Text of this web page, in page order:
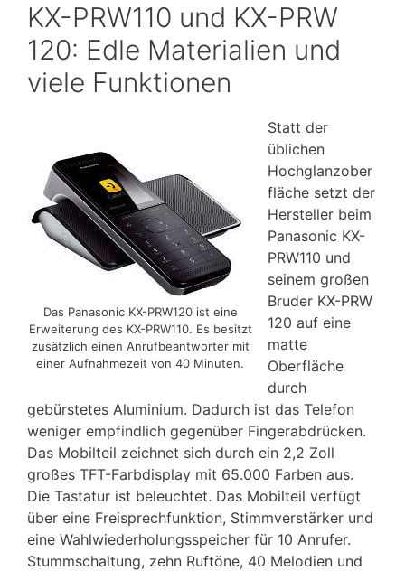
KX-PRW110 und KX-PRW
120: Edle Materialien und
viele Funktionen
Das Panasonic KX-PRW120 ist eine
Erweiterung des KX-PRW110. Es besitzt
zusätzlich einen Anrufbeantworter mit
einer Aufnahmezeit von 40 Minuten.
Statt der
üblichen
Hochglanzober
fläche setzt der
Hersteller beim
Panasonic KX-
PRW110 und
seinem großen
Bruder KX-PRW
120 auf eine
matte
Oberfläche
durch
gebürstetes Aluminium. Dadurch ist das Telefon
weniger empfindlich gegenüber Fingerabdrücken.
Das Mobilteil zeichnet sich durch ein 2,2 Zoll
großes TFT-Farbdisplay mit 65.000 Farben aus.
Die Tastatur ist beleuchtet. Das Mobilteil verfügt
über eine Freisprechfunktion, Stimmverstärker und
eine Wahlwiederholungsspeicher für 10 Anrufer.
Stummschaltung, zehn Ruftöne, 40 Melodien und